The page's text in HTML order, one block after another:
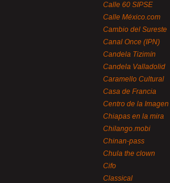
Calle 60 SIPSE
Calle México.com
Cambio del Sureste
Canal Once (IPN)
Candela Tizimín
Candela Valladolid
Caramello Cultural
Casa de Francia
Centro de la Imagen
Chiapas en la mira
Chilango.mobi
Chinan-pass
Chula the clown
Cifo
Classical